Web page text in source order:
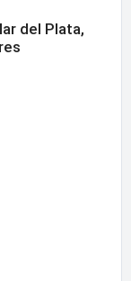
del Plata,